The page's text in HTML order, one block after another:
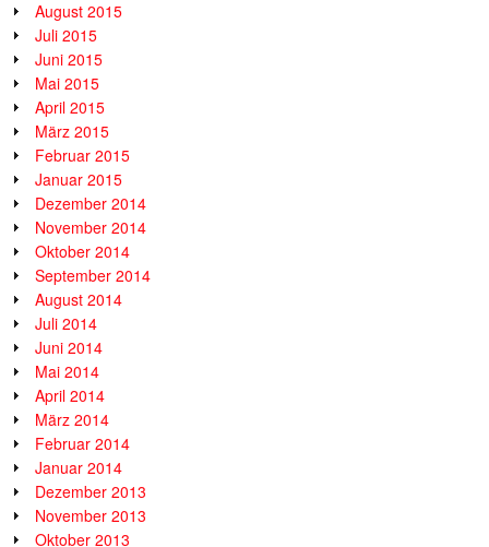
August 2015
Juli 2015
Juni 2015
Mai 2015
April 2015
März 2015
Februar 2015
Januar 2015
Dezember 2014
November 2014
Oktober 2014
September 2014
August 2014
Juli 2014
Juni 2014
Mai 2014
April 2014
März 2014
Februar 2014
Januar 2014
Dezember 2013
November 2013
Oktober 2013